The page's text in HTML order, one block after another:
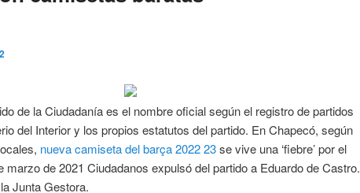
de la Ciudadanía es el nombre oficial según el registro de partidos
del Interior y los propios estatutos del partido. En Chapecó, según
nueva camiseta del barça 2022 23se vive una ‘fiebre’ por el
marzo de 2021 Ciudadanos expulsó del partido a Eduardo de Castro.
Junta Gestora.